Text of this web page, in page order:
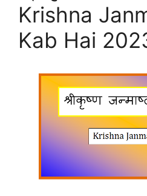
Krishna
Kab Hai